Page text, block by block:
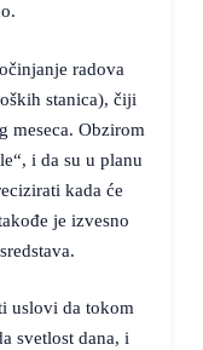
radova
stanica), čiji
meseca. Obzirom
i da su u planu
kada će
je izvesno
uslovi da tokom
svetlost dana, i